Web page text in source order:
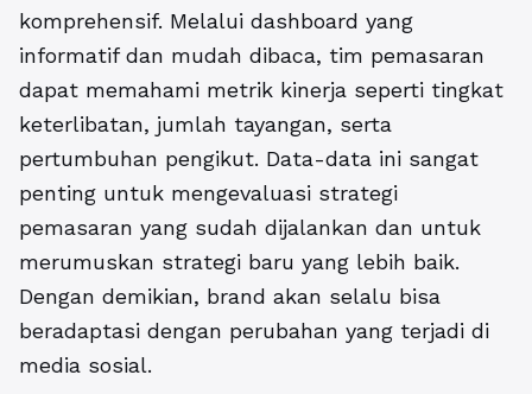
komprehensif. Melalui dashboard yang
informatif dan mudah dibaca, tim pemasaran
dapat memahami metrik kinerja seperti tingkat
keterlibatan, jumlah tayangan, serta
pertumbuhan pengikut. Data-data ini sangat
penting untuk mengevaluasi strategi
pemasaran yang sudah dijalankan dan untuk
merumuskan strategi baru yang lebih baik.
Dengan demikian, brand akan selalu bisa
beradaptasi dengan perubahan yang terjadi di
media sosial.